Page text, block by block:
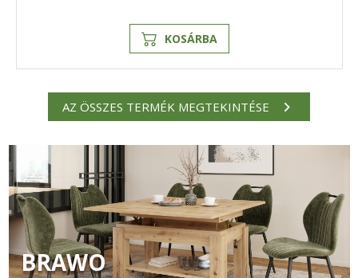
KOSÁRBA
AZ ÖSSZES TERMÉK MEGTEKINTÉSE
BRAWO